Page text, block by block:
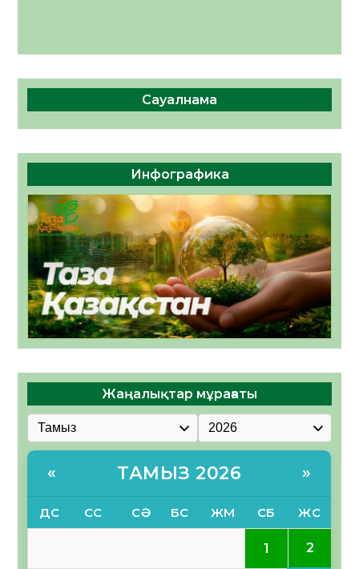
Сауалнама
Инфографика
Жаңалықтар мұрағаты
« ТАМЫЗ 2026 »
ДС СС СӘ БС ЖМ СБ ЖС
1 2